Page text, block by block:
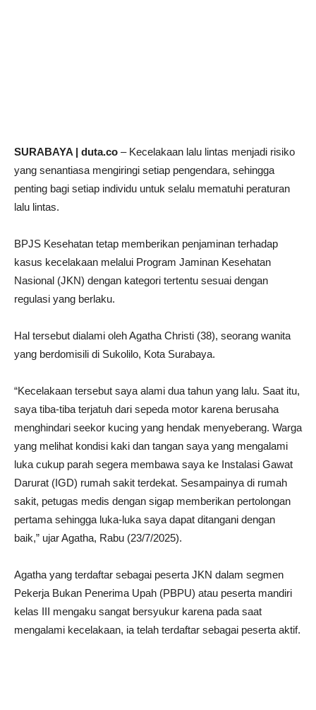
SURABAYA | duta.co – Kecelakaan lalu lintas menjadi risiko
yang senantiasa mengiringi setiap pengendara, sehingga
penting bagi setiap individu untuk selalu mematuhi peraturan
lalu lintas.
BPJS Kesehatan tetap memberikan penjaminan terhadap
kasus kecelakaan melalui Program Jaminan Kesehatan
Nasional (JKN) dengan kategori tertentu sesuai dengan
regulasi yang berlaku.
Hal tersebut dialami oleh Agatha Christi (38), seorang wanita
yang berdomisili di Sukolilo, Kota Surabaya.
“Kecelakaan tersebut saya alami dua tahun yang lalu. Saat itu,
saya tiba-tiba terjatuh dari sepeda motor karena berusaha
menghindari seekor kucing yang hendak menyeberang. Warga
yang melihat kondisi kaki dan tangan saya yang mengalami
luka cukup parah segera membawa saya ke Instalasi Gawat
Darurat (IGD) rumah sakit terdekat. Sesampainya di rumah
sakit, petugas medis dengan sigap memberikan pertolongan
pertama sehingga luka-luka saya dapat ditangani dengan
baik,” ujar Agatha, Rabu (23/7/2025).
Agatha yang terdaftar sebagai peserta JKN dalam segmen
Pekerja Bukan Penerima Upah (PBPU) atau peserta mandiri
kelas III mengaku sangat bersyukur karena pada saat
mengalami kecelakaan, ia telah terdaftar sebagai peserta aktif.